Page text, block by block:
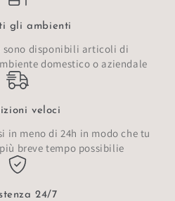
gli ambienti
sono disponibili articoli di
domestico o aziendale
veloci
in meno di 24h in modo che tu
breve tempo possibilie
24/7